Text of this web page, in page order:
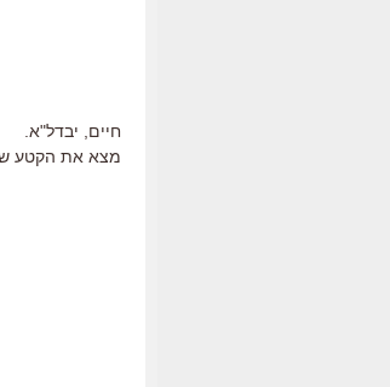
חיים, יבדל"א.
מצא את הקטע